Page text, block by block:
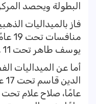
البطولة ويحصد
فاز بالميداليات
يوسف طاهر تحت 11 عامًا وملك صلاح تحت 11 عامًا.
أما عن الميداليات